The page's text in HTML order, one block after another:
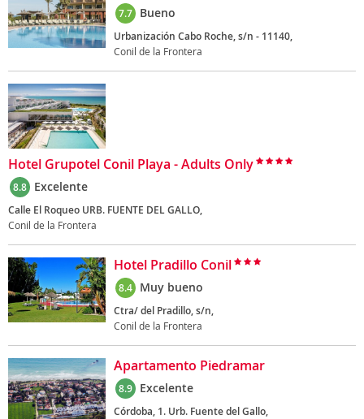
7.7 Bueno
Urbanización Cabo Roche, s/n - 11140,
Conil de la Frontera
Hotel Grupotel Conil Playa - Adults Only
8.8 Excelente
Calle El Roqueo URB. FUENTE DEL GALLO,
Conil de la Frontera
Hotel Pradillo Conil
8.4 Muy bueno
Ctra/ del Pradillo, s/n,
Conil de la Frontera
Apartamento Piedramar
8.9 Excelente
Córdoba, 1. Urb. Fuente del Gallo,